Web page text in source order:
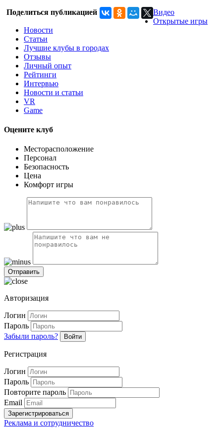
Поделиться публикацией
Видео
Открытые игры
Новости
Статьи
Лучшие клубы в городах
Отзывы
Личный опыт
Рейтинги
Интервью
Новости и статьи
VR
Game
Оцените клуб
Месторасположение
Персонал
Безопасность
Цена
Комфорт игры
Авторизация
Логин
Пароль
Забыли пароль?
Войти
Регистрация
Логин
Пароль
Повторите пароль
Email
Зарегистрироваться
Реклама и сотрудничество